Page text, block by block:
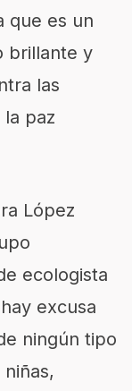
que es un
brillante y
las
paz
López
ecologista
excusa
ningún tipo